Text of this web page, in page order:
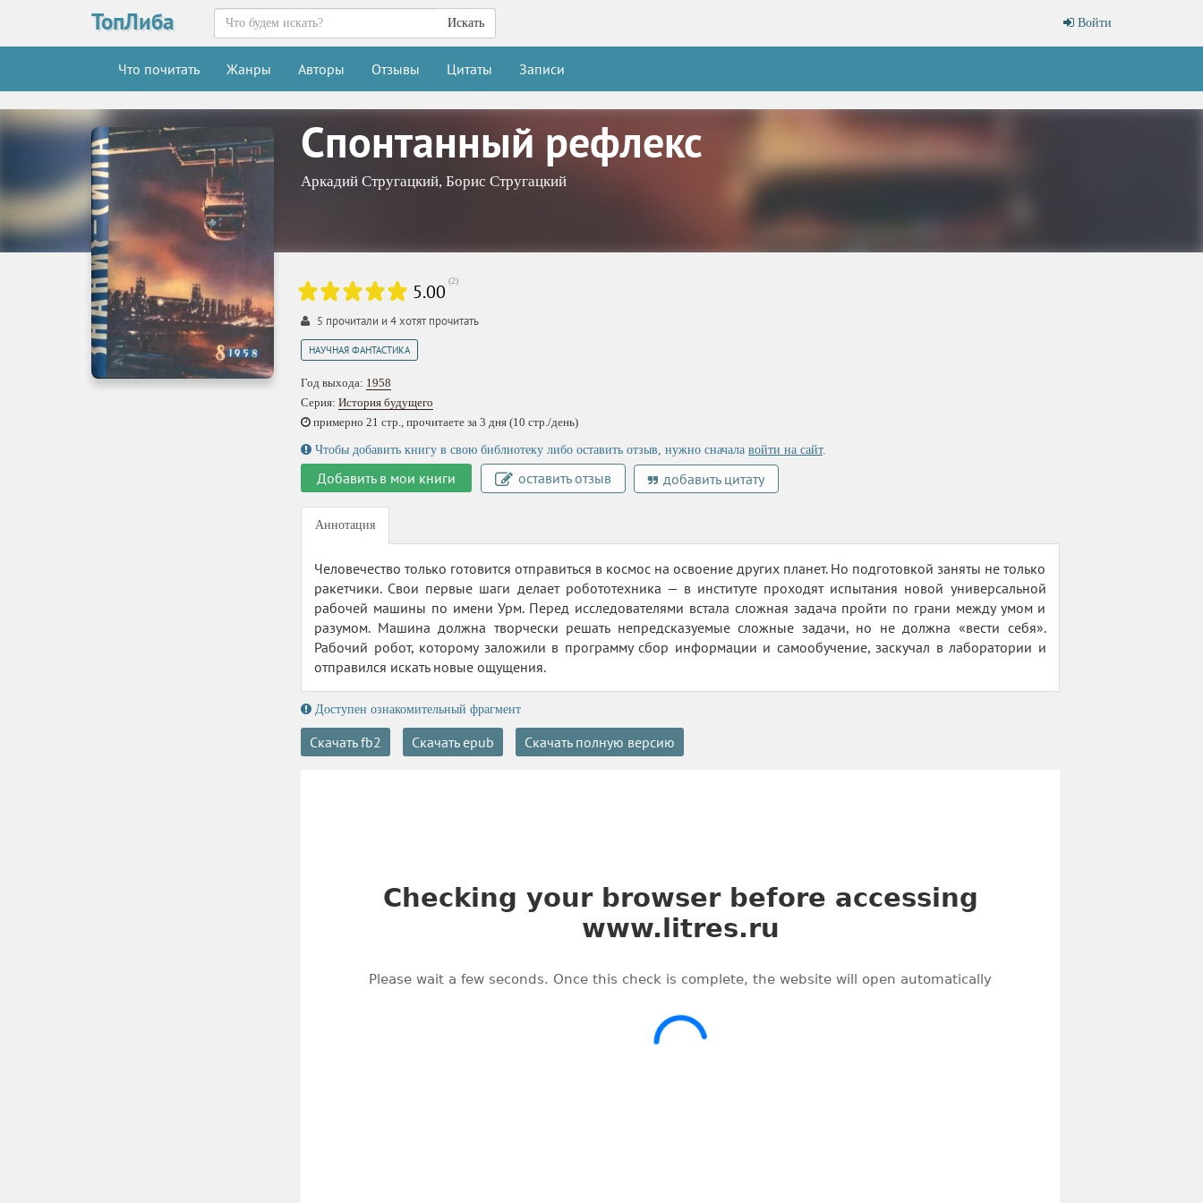
ТопЛиба Войти
Искать
Что почитать Жанры Авторы Отзывы Цитаты Записи
Спонтанный рефлекс
Аркадий Стругацкий, Борис Стругацкий
5.00 (2)
5 прочитали и 4хотят прочитать
НАУЧНАЯ ФАНТАСТИКА
Год выхода: 1958
Серия: История будущего
примерно 21 стр., прочитаете за 3 дня (10 стр./день)
Чтобы добавить книгу в свою библиотеку либо оставить отзыв, нужно сначала войти на сайт.
Добавить в мои книги оставить отзыв добавить цитату
Аннотация
Человечество только готовится отправиться в космос на освоение других планет. Но подготовкой заняты не только
ракетчики. Свои первые шаги делает робототехника — в институте проходят испытания новой универсальной
рабочей машины по имени Урм. Перед исследователями встала сложная задача пройти по грани между умом и
разумом. Машина должна творчески решать непредсказуемые сложные задачи, но не должна «вести себя».
Рабочий робот, которому заложили в программу сбор информации и самообучение, заскучал в лаборатории и
отправился искать новые ощущения.
Доступен ознакомительный фрагмент
Скачать fb2 Скачать epub Скачать полную версию